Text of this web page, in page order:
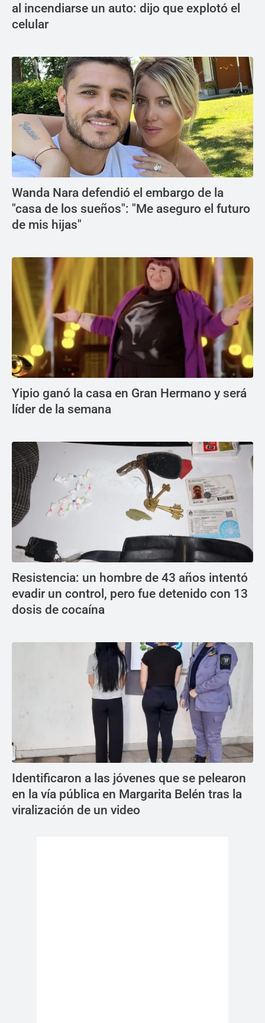
al incendiarse un auto: dijo que explotó el
celular
Wanda Nara defendió el embargo de la
"casa de los sueños": "Me aseguro el futuro
de mis hijas"
Yipio ganó la casa en Gran Hermano y será
líder de la semana
Resistencia: un hombre de 43 años intentó
evadir un control, pero fue detenido con 13
dosis de cocaína
Identificaron a las jóvenes que se pelearon
en la vía pública en Margarita Belén tras la
viralización de un video